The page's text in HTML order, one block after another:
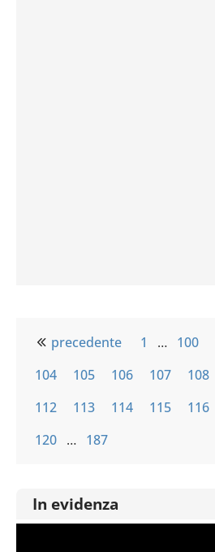
precedente 1 … 100
104
105 106 107 108
112
113 114 115 116
120 … 187
In evidenza